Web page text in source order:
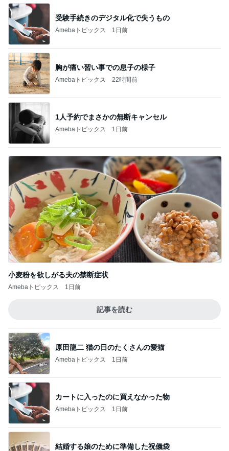
受験手続きのデジタル化で失うもの
Amebaトピックス 1日前
胸が痛い習い事での息子の様子
Amebaトピックス 22時間前
1人予約でまさかの無断キャンセル
Amebaトピックス 1日前
小麦粉を欲しがる夫の禁断症状
Amebaトピックス 1日前
記事を読む
原田龍二 猫の日のたくさんの愛猫
Amebaトピックス 1日前
カートに入ったのに買えなかった物
Amebaトピックス 1日前
結婚する娘のために準備した祝儀袋